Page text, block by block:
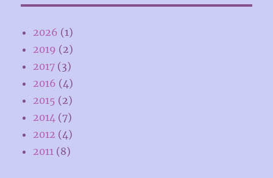
2026 (1)
2019 (2)
2017 (3)
2016 (4)
2015 (2)
2014 (7)
2012 (4)
2011 (8)